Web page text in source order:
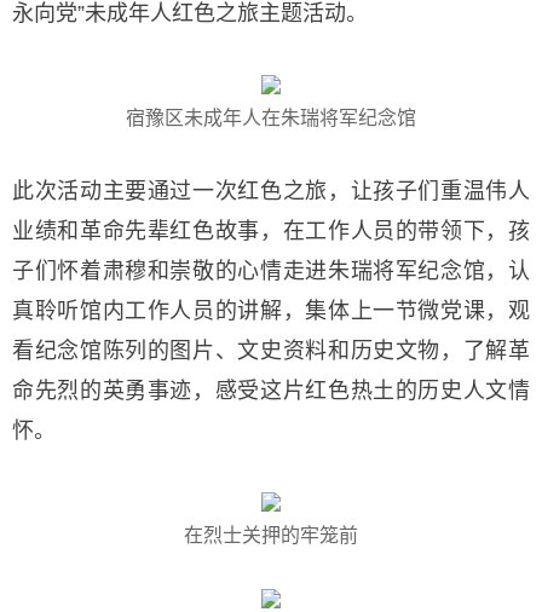
永向党”未成年人红色之旅主题活动。
宿豫区未成年人在朱瑞将军纪念馆
此次活动主要通过一次红色之旅，让孩子们重温伟人
业绩和革命先辈红色故事，在工作人员的带领下，孩
子们怀着肃穆和崇敬的心情走进朱瑞将军纪念馆，认
真聆听馆内工作人员的讲解，集体上一节微党课，观
看纪念馆陈列的图片、文史资料和历史文物，了解革
命先烈的英勇事迹，感受这片红色热土的历史人文情
怀。
在烈士关押的牢笼前